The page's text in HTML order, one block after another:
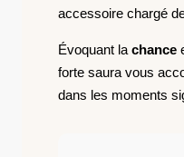
accessoire chargé
Évoquant la chance
forte saura vous
dans les moments